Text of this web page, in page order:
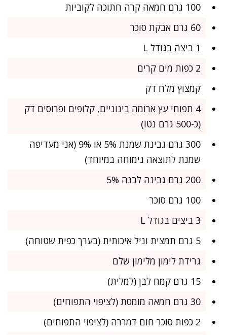
100 גרם חמאה קרה חתוכה לקוביות
60 גרם אבקת סוכר
1 ביצה בגודל L
2 כפות מים קרים
קמצוץ מלח דק
4 תפוחי עץ ארומה בינוניים, קלופים ופרוסים דק
(כ-500 גרם נטו)
300 גרם גבינת שמנת 5% או 9% (אני מעדיפה
שמנת לתוצאה נימוחה במיוחד)
200 גרם גבינה לבנה 5%
100 גרם סוכר
3 ביצים בגודל L
5 גרם תמצית וניל איכותית (בערך כפית שטוחה)
גרידת לימון מלימון שלם
15 גרם קמח לבן (למלית)
30 גרם חמאה מומסת (לציפוי התפוחים)
2 כפות סוכר חום דמררה (לציפוי התפוחים)